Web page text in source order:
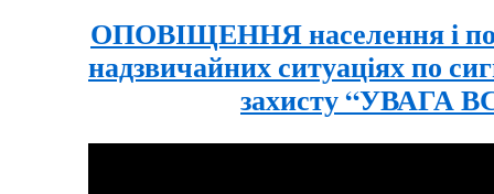
ОПОВІЩЕННЯ населення і
надзвичайних ситуаціях по
захисту “УВАГА